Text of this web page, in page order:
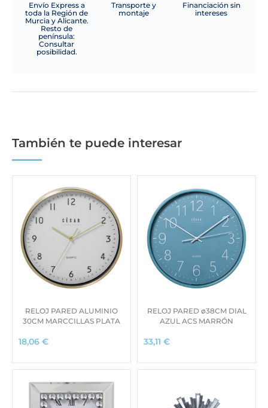
Envío Express a
toda la Región de
Murcia y Alicante.
Resto de
península:
Consultar
posibilidad.
Transporte y
montaje
Financiación sin
intereses
También te puede interesar
RELOJ PARED ALUMINIO
30CM MARCCILLAS PLATA
18,06 €
RELOJ PARED ø38CM DIAL
AZUL ACS MARRÓN
33,11 €